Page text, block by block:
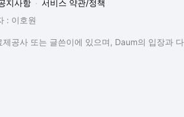
지사항
서비스 약관/정책
: 이호원
공사 또는 글쓴이에 있으며, Daum의 입장과